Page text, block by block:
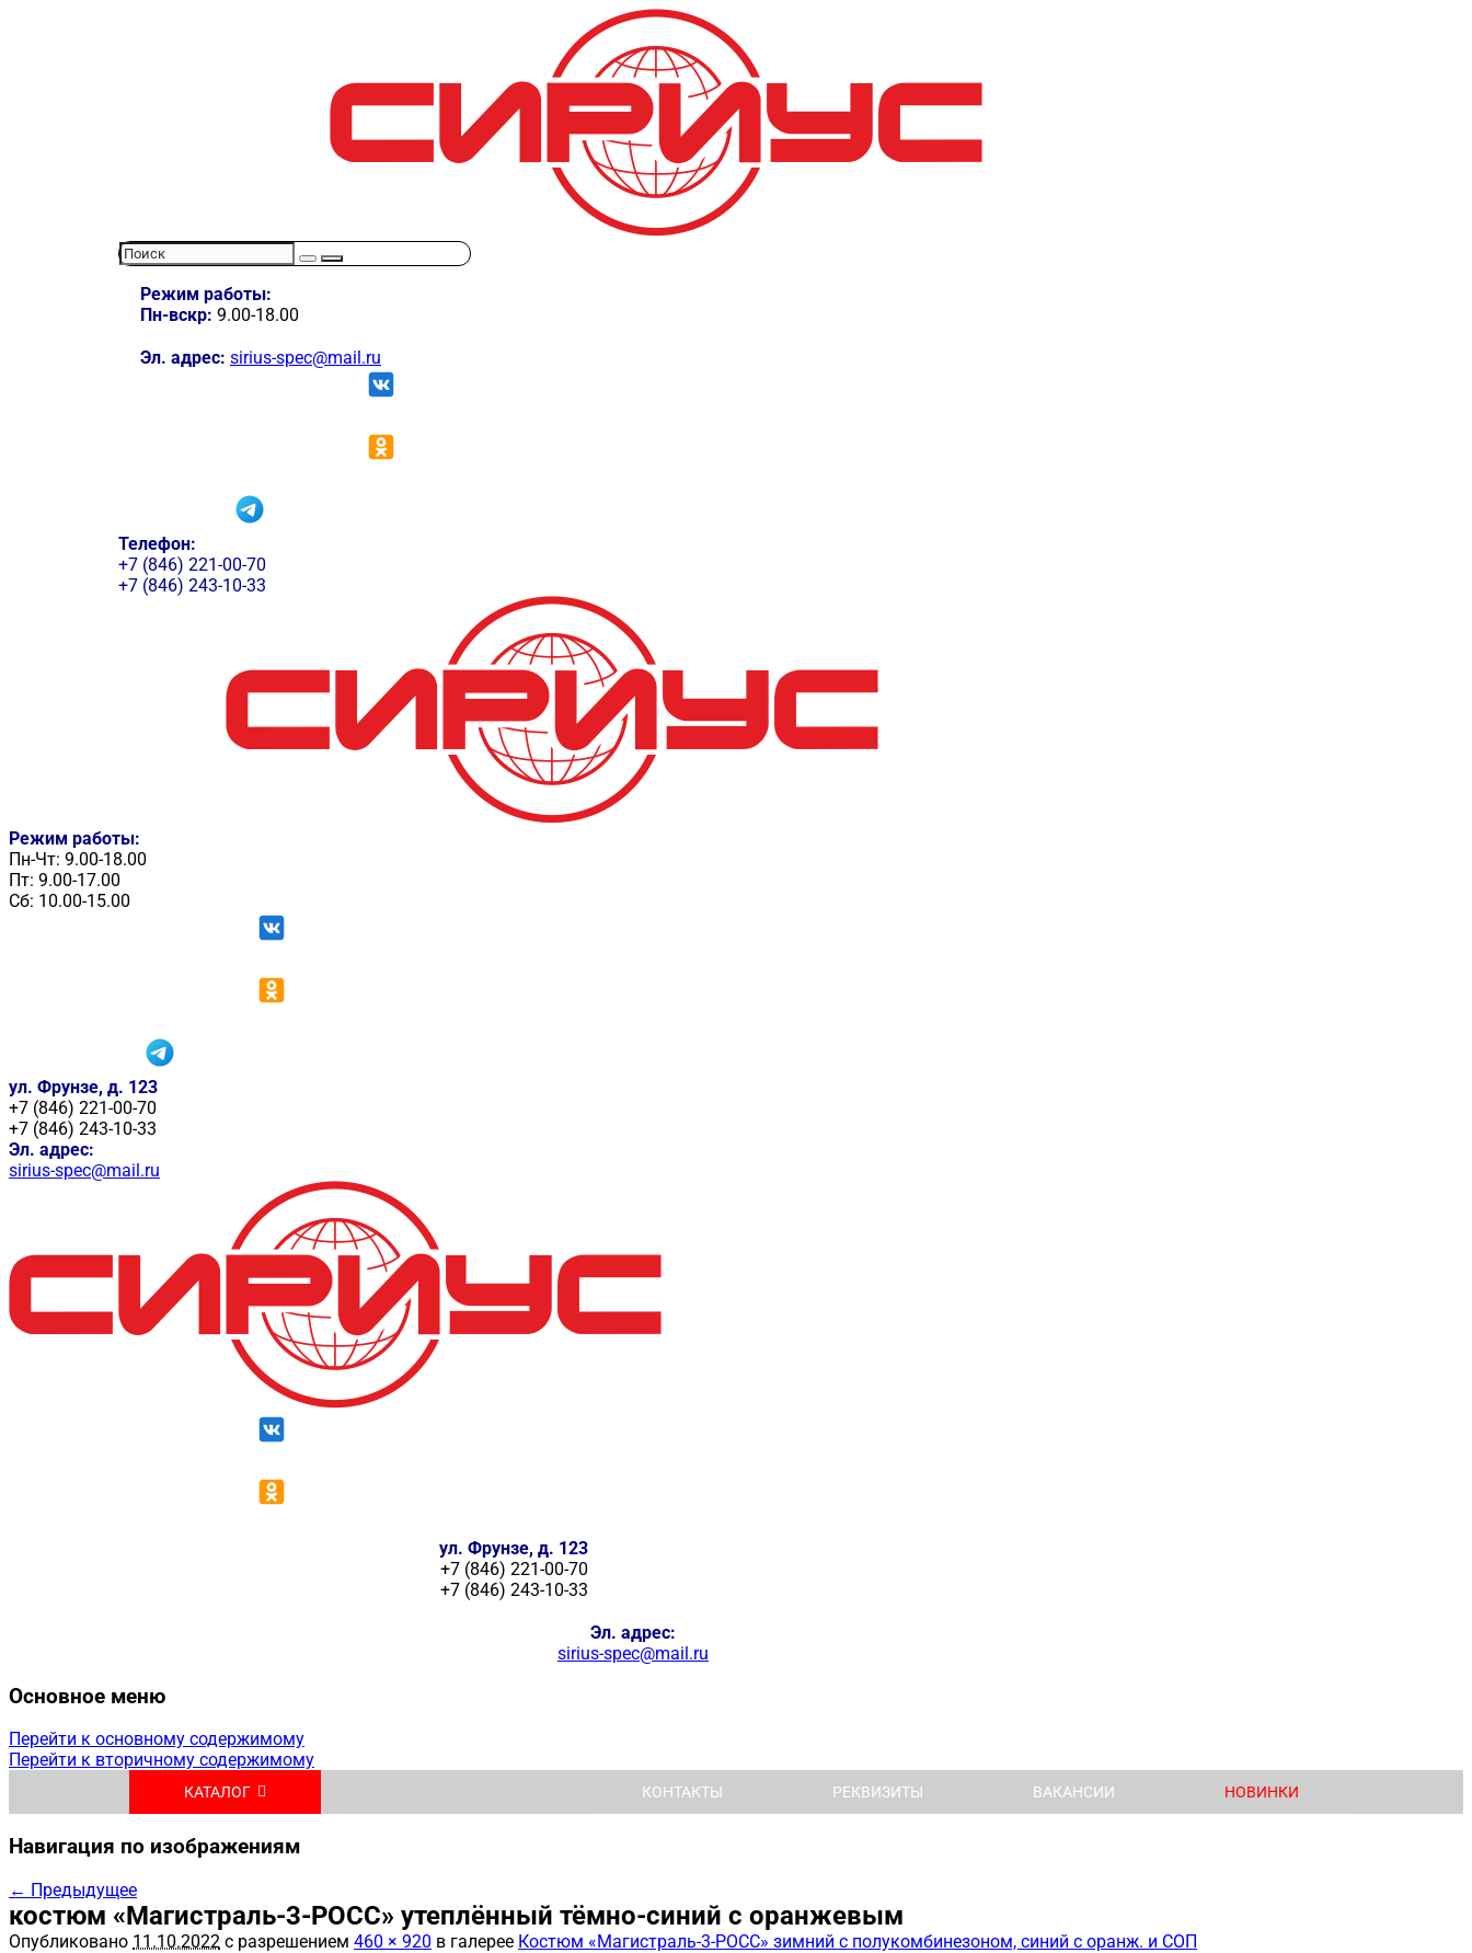
Режим работы:
Пн-вскр: 9.00-18.00
Эл. адрес: sirius-spec@mail.ru
Телефон:
+7 (846) 221-00-70
+7 (846) 243-10-33
Режим работы:
Пн-Чт: 9.00-18.00
Пт: 9.00-17.00
Сб: 10.00-15.00
ул. Фрунзе, д. 123
+7 (846) 221-00-70
+7 (846) 243-10-33
Эл. адрес:
sirius-spec@mail.ru
ул. Фрунзе, д. 123
+7 (846) 221-00-70
+7 (846) 243-10-33
Эл. адрес:
sirius-spec@mail.ru
Основное меню
Перейти к основному содержимому
Перейти к вторичному содержимому
КАТАЛОГ КОНТАКТЫ РЕКВИЗИТЫ ВАКАНСИИ НОВИНКИ
Навигация по изображениям
← Предыдущее
костюм «Магистраль-3-РОСС» утеплённый тёмно-синий с оранжевым
Опубликовано 11.10.2022 с разрешением 460 × 920 в галерее Костюм «Магистраль-3-РОСС» зимний с полукомбинезоном, синий с оранж. и СОП